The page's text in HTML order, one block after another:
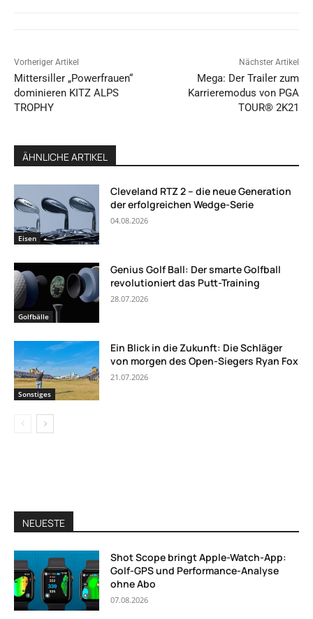
Vorheriger Artikel
Mittersiller „Powerfrauen“
dominieren KITZ ALPS
TROPHY
Nächster Artikel
Mega: Der Trailer zum
Karrieremodus von PGA
TOUR® 2K21
ÄHNLICHE ARTIKEL
Eisen
Cleveland RTZ 2 – die neue Generation
der erfolgreichen Wedge-Serie
04.08.2026
Golfbälle
Genius Golf Ball: Der smarte Golfball
revolutioniert das Putt-Training
28.07.2026
Sonstiges
Ein Blick in die Zukunft: Die Schläger
von morgen des Open-Siegers Ryan Fox
21.07.2026
NEUESTE
Shot Scope bringt Apple-Watch-App:
Golf-GPS und Performance-Analyse
ohne Abo
07.08.2026